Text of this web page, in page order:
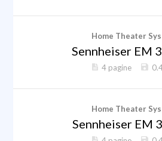
Home Theater
Sennheiser EM
4 pagine
Home Theater
Sennheiser EM